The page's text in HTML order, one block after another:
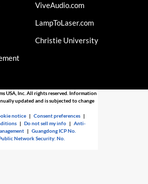
ViveAudio.com
LampToLaser.com
Christie University
USA, Inc. All rights reserved. Information
updated and is subjected to change
notice |Consent preferences |
|Do not sell my info |Anti-
|Guangdong ICP No.
Network Security: No.